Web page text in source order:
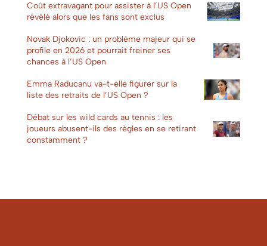
Coût extravagant pour assister à l’US Open
révélé alors que les fans sont exclus
Novak Djokovic : un problème majeur qui se
profile en 2026 et pourrait freiner ses
chances à l’US Open
Emma Raducanu va-t-elle figurer sur la
liste des retraits de l’US Open ?
Débat sur les wild cards au tennis : les
joueurs abusent-ils des règles en se retirant
constamment ?